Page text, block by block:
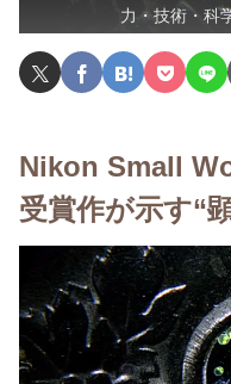
力・技術・科
Nikon Small
受賞作が示す“